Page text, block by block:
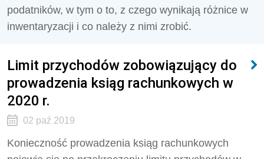
podatników, w tym o to, z czego wynikają różnice w
inwentaryzacji i co należy z nimi zrobić.
Limit przychodów zobowiązujący do
prowadzenia ksiąg rachunkowych w
2020 r.
02 paź 2019
Konieczność prowadzenia ksiąg rachunkowych